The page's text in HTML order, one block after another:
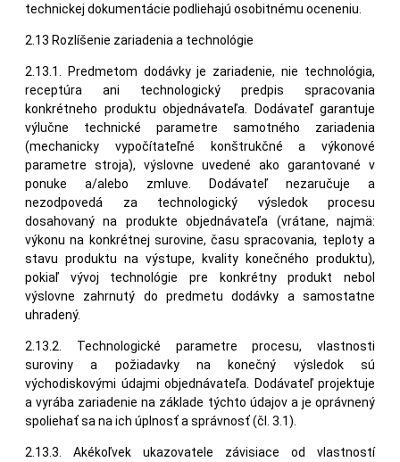
technickej dokumentácie podliehajú osobitnému oceneniu.
2.13 Rozlíšenie zariadenia a technológie
2.13.1. Predmetom dodávky je zariadenie, nie technológia,
receptúra ani technologický predpis spracovania
konkrétneho produktu objednávateľa. Dodávateľ garantuje
výlučne technické parametre samotného zariadenia
(mechanicky vypočítateľné konštrukčné a výkonové
parametre stroja), výslovne uvedené ako garantované v
ponuke a/alebo zmluve. Dodávateľ nezaručuje a
nezodpovedá za technologický výsledok procesu
dosahovaný na produkte objednávateľa (vrátane, najmä:
výkonu na konkrétnej surovine, času spracovania, teploty a
stavu produktu na výstupe, kvality konečného produktu),
pokiaľ vývoj technológie pre konkrétny produkt nebol
výslovne zahrnutý do predmetu dodávky a samostatne
uhradený.
2.13.2. Technologické parametre procesu, vlastnosti
suroviny a požiadavky na konečný výsledok sú
východiskovými údajmi objednávateľa. Dodávateľ projektuje
a vyrába zariadenie na základe týchto údajov a je oprávnený
spoliehať sa na ich úplnosť a správnosť (čl. 3.1).
2.13.3. Akékoľvek ukazovatele závisiace od vlastností